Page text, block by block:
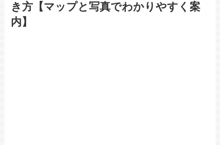
き方【マップと写真でわかりやすく案
内】